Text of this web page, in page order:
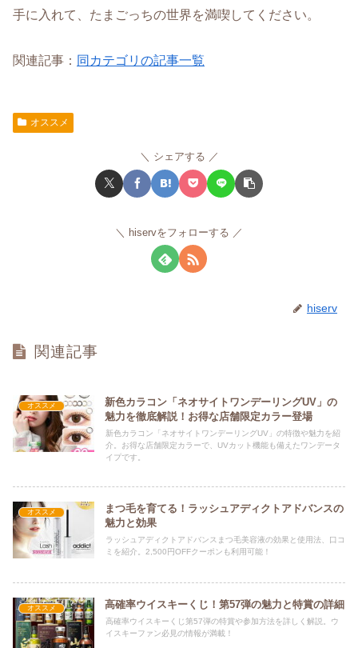
手に入れて、たまごっちの世界を満喫してください。
関連記事： 同カテゴリの記事一覧
オススメ
シェアする
hiservをフォローする
hiserv
関連記事
オススメ
新色カラコン「ネオサイトワンデーリングUV」の
魅力を徹底解説！お得な店舗限定カラー登場
新色カラコン「ネオサイトワンデーリングUV」の特徴や魅力を紹
介。お得な店舗限定カラーで、UVカット機能も備えたワンデータ
イプです。
オススメ
まつ毛を育てる！ラッシュアディクトアドバンスの
魅力と効果
ラッシュアディクトアドバンスまつ毛美容液の効果と使用法、口コ
ミを紹介。2,500円OFFクーポンも利用可能！
オススメ 高確率ウイスキーくじ！第57弾の魅力と特賞の詳細
高確率ウイスキーくじ第57弾の特賞や参加方法を詳しく解説。ウ
イスキーファン必見の情報が満載！